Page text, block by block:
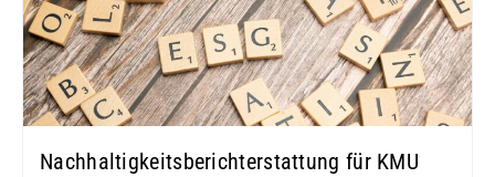
Nachhaltigkeitsberichterstattung für KMU